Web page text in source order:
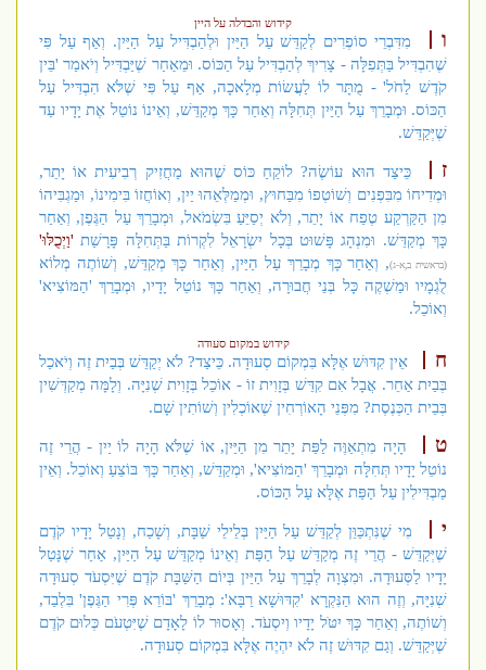
קידוש והבדלה על היין
מִדִּבְרֵי סוֹפְרִים לְקַדֵּשׁ עַל הַיַּיִן וּלְהַבְדִּיל עַל הַיַּיִן. וְאַף עַל פִּי
שֶׁהִבְדִּיל בַּתְּפִלָּה - צָרִיךְ לְהַבְדִּיל עַל הַכּוֹס. וּמֵאַחַר שֶׁיַּבְדִּיל וְיֹאמַר 'בֵּין
קֹדֶשׁ לַחֹל' - מֻתָּר לוֹ לַעֲשׂוֹת מְלָאכָה, אַף עַל פִּי שֶׁלֹּא הִבְדִּיל עַל
הַכּוֹס. וּמְבָרֵךְ עַל הַיַּיִן תְּחִלָּה וְאַחַר כָּךְ מְקַדֵּשׁ, וְאֵינוֹ נוֹטֵל אֶת יָדָיו עַד
שֶׁיְּקַדֵּשׁ.
כֵּיצַד הוּא עוֹשֶׂה? לוֹקֵחַ כּוֹס שֶׁהוּא מַחֲזִיק רְבִיעִית אוֹ יָתֵר,
וּמְדִיחוֹ מִבִּפְנִים וְשׁוֹטְפוֹ מִבַּחוּץ, וּמְמַלְּאֵהוּ יַיִן, וְאוֹחֲזוֹ בִּימִינוֹ, וּמַגְבִּיהוֹ
מִן הַקַּרְקַע טֶפַח אוֹ יָתֵר, וְלֹא יְסַיֵּעַ בִּשְׂמֹאל, וּמְבָרֵךְ עַל הַגֶּפֶן, וְאַחַר
כָּךְ מְקַדֵּשׁ. וּמִנְהָג פָּשׁוּט בְּכָל יִשְׂרָאֵל לִקְרוֹת בַּתְּחִלָּה פָּרָשַׁת'וַיְכֻלּוּ'
(בראשית ב,א-ג), וְאַחַר כָּךְ מְבָרֵךְ עַל הַיַּיִן, וְאַחַר כָּךְ מְקַדֵּשׁ, וְשׁוֹתֶה מְלוֹא
לֻגְמָיו וּמַשְׁקֶה כָּל בְּנֵי חֲבוּרָה, וְאַחַר כָּךְ נוֹטֵל יָדָיו, וּמְבָרֵךְ 'הַמּוֹצִיא'
וְאוֹכֵל.
קידוש במקום סעודה
אֵין קִדּוּשׁ אֶלָּא בִּמְקוֹם סְעוּדָה. כֵּיצַד? לֹא יְקַדֵּשׁ בְּבַיִת זֶה וְיֹאכַל
בְּבַיִת אַחֵר. אֲבָל אִם קִדֵּשׁ בְּזָוִית זוֹ - אוֹכֵל בְּזָוִית שְׁנִיָּה. וְלָמָּה מְקַדְּשִׁין
בְּבֵית הַכְּנֶסֶת? מִפְּנֵי הָאוֹרְחִין שֶׁאוֹכְלִין וְשׁוֹתִין שָׁם.
הָיָה מִתְאַוֶּה לַפַּת יָתֵר מִן הַיַּיִן, אוֹ שֶׁלֹּא הָיָה לוֹ יַיִן - הֲרֵי זֶה
נוֹטֵל יָדָיו תְּחִלָּה וּמְבָרֵךְ 'הַמּוֹצִיא', וּמְקַדֵּשׁ, וְאַחַר כָּךְ בּוֹצֵעַ וְאוֹכֵל. וְאֵין
מַבְדִּילִין עַל הַפַּת אֶלָּא עַל הַכּוֹס.
מִי שֶׁנִּתְכַּוֵּן לְקַדֵּשׁ עַל הַיַּיִן בְּלֵילֵי שַׁבָּת, וְשָׁכַח, וְנָטַל יָדָיו קֹדֶם
שֶׁיְּקַדֵּשׁ - הֲרֵי זֶה מְקַדֵּשׁ עַל הַפַּת וְאֵינוֹ מְקַדֵּשׁ עַל הַיַּיִן, אַחַר שֶׁנָּטַל
יָדָיו לַסְּעוּדָה. וּמִצְוָה לְבָרֵךְ עַל הַיַּיִן בְּיוֹם הַשַּׁבָּת קֹדֶם שֶׁיִּסְעֹד סְעוּדָה
שְׁנִיָּה, וְזֶה הוּא הַנִּקְרָא 'קִדּוּשָׁא רַבָּא': מְבָרֵךְ 'בּוֹרֵא פְּרִי הַגֶּפֶן' בִּלְבַד,
וְשׁוֹתֶה, וְאַחַר כָּךְ יִטֹּל יָדָיו וְיִסְעֹד. וְאָסוּר לוֹ לָאָדָם שֶׁיִּטְעֹם כְּלוּם קֹדֶם
שֶׁיְּקַדֵּשׁ. וְגַם קִדּוּשׁ זֶה לֹא יִהְיֶה אֶלָּא בִּמְקוֹם סְעוּדָה.